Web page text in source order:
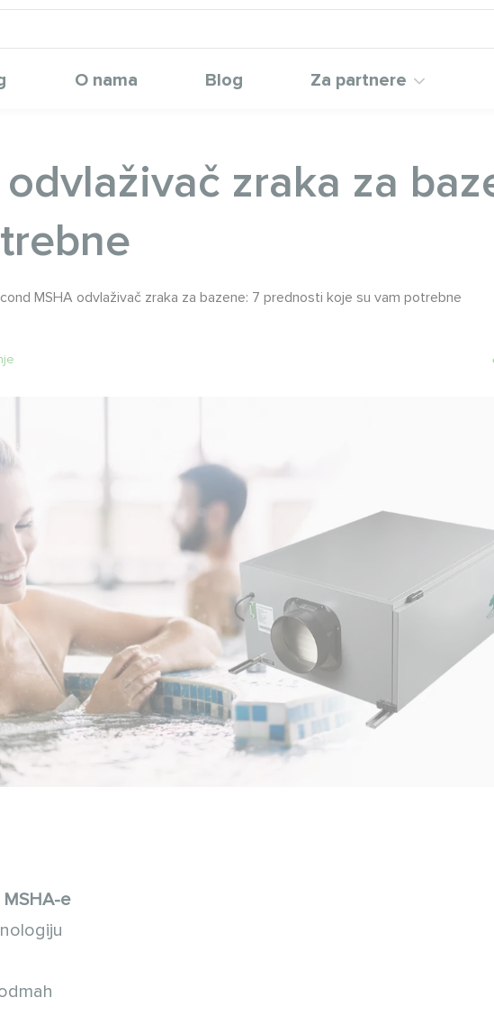
O nama Blog Za partnere
zraka za
MSHA odvlaživač zraka za bazene: 7 prednosti koje su vam potrebne
e